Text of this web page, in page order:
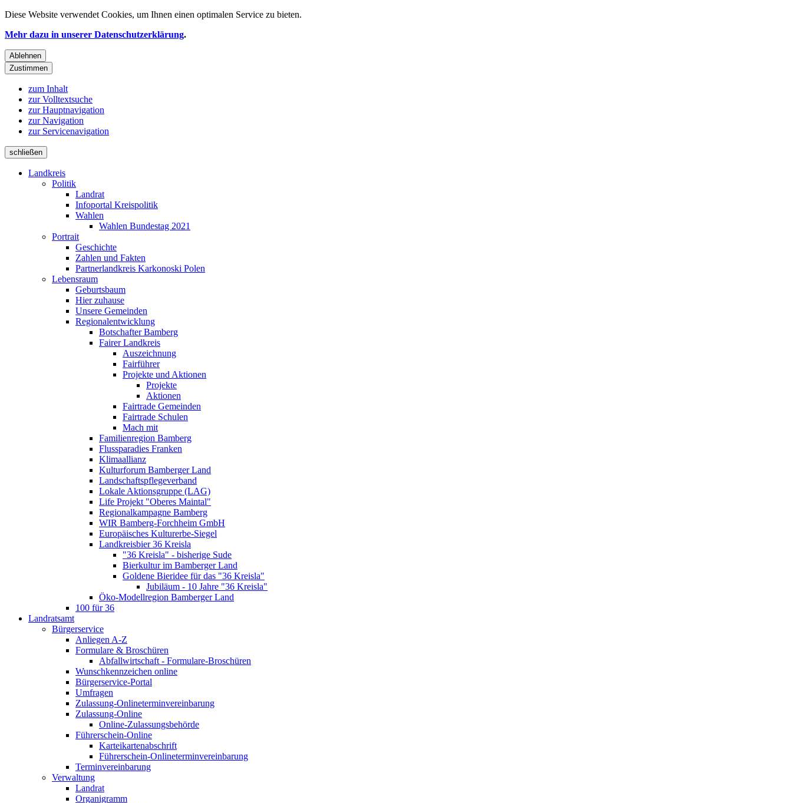
Diese Website verwendet Cookies, um Ihnen einen optimalen Service zu bieten.
Mehr dazu in unserer Datenschutzerklärung.
Ablehnen
Zustimmen
zum Inhalt
zur Volltextsuche
zur Hauptnavigation
zur Navigation
zur Servicenavigation
schließen
Landkreis
Politik
Landrat
Infoportal Kreispolitik
Wahlen
Wahlen Bundestag 2021
Portrait
Geschichte
Zahlen und Fakten
Partnerlandkreis Karkonoski Polen
Lebensraum
Geburtsbaum
Hier zuhause
Unsere Gemeinden
Regionalentwicklung
Botschafter Bamberg
Fairer Landkreis
Auszeichnung
Fairführer
Projekte und Aktionen
Projekte
Aktionen
Fairtrade Gemeinden
Fairtrade Schulen
Mach mit
Familienregion Bamberg
Flussparadies Franken
Klimaallianz
Kulturforum Bamberger Land
Landschaftspflegeverband
Lokale Aktionsgruppe (LAG)
Life Projekt "Oberes Maintal"
Regionalkampagne Bamberg
WIR Bamberg-Forchheim GmbH
Europäisches Kulturerbe-Siegel
Landkreisbier 36 Kreisla
"36 Kreisla" - bisherige Sude
Bierkultur im Bamberger Land
Goldene Bieridee für das "36 Kreisla"
Jubiläum - 10 Jahre "36 Kreisla"
Öko-Modellregion Bamberger Land
100 für 36
Landratsamt
Bürgerservice
Anliegen A-Z
Formulare & Broschüren
Abfallwirtschaft - Formulare-Broschüren
Wunschkennzeichen online
Bürgerservice-Portal
Umfragen
Zulassung-Onlineterminvereinbarung
Zulassung-Online
Online-Zulassungsbehörde
Führerschein-Online
Karteikartenabschrift
Führerschein-Onlineterminvereinbarung
Terminvereinbarung
Verwaltung
Landrat
Organigramm